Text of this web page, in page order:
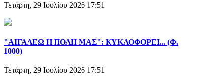
Τετάρτη, 29 Ιουλίου 2026 17:51
"ΑΙΓΑΛΕΩ Η ΠΟΛΗ ΜΑΣ": ΚΥΚΛΟΦΟΡΕΙ... (Φ.
1000)
Τετάρτη, 29 Ιουλίου 2026 17:51